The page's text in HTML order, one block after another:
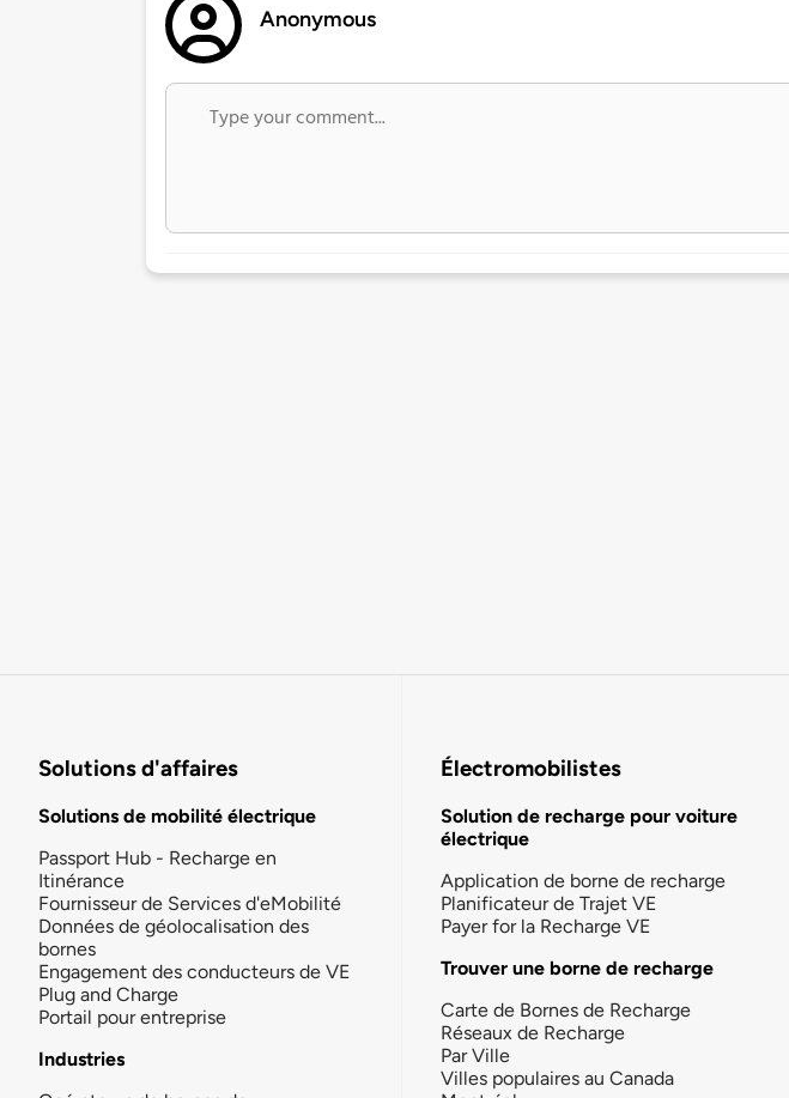
Anonymous
Solutions d'affaires
Solutions de mobilité électrique
Passport Hub - Recharge en
Itinérance
Fournisseur de Services d'eMobilité
Données de géolocalisation des
bornes
Engagement des conducteurs de VE
Plug and Charge
Portail pour entreprise
Industries
Électromobilistes
Solution de recharge pour voiture
électrique
Application de borne de recharge
Planificateur de Trajet VE
Payer for la Recharge VE
Trouver une borne de recharge
Carte de Bornes de Recharge
Réseaux de Recharge
Par Ville
Villes populaires au Canada